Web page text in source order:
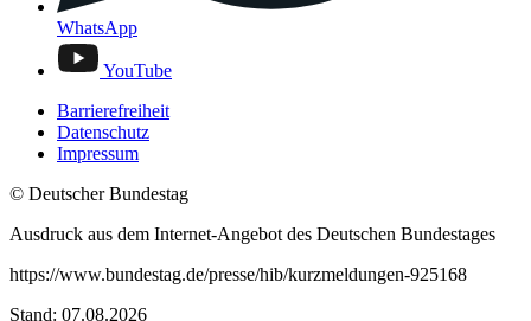
WhatsApp
YouTube
Barrierefreiheit
Datenschutz
Impressum
© Deutscher Bundestag
Ausdruck aus dem Internet-Angebot des Deutschen Bundestages
https://www.bundestag.de/presse/hib/kurzmeldungen-925168
Stand: 07.08.2026